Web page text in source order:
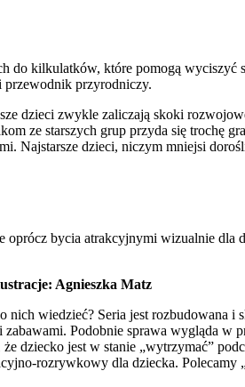
do kilkulatków, które pomogą wyciszyć
przewodnik przyrodniczy.
dzieci zwykle zaliczają skoki
ze starszych grup przyda się trochę
Najstarsze dzieci, niczym mniejsi
bycia atrakcyjnymi wizualnie dla
Agnieszka Matz
wiedzieć? Seria jest rozbudowana i
Podobnie sprawa wygląda w
dziecko jest w stanie „wytrzymać”
rozrywkowy dla dziecka. Polecamy